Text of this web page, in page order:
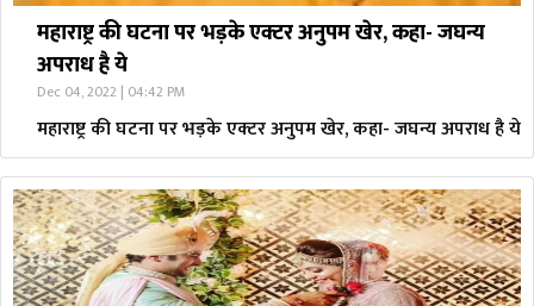
महाराष्ट्र की घटना पर भड़के एक्टर अनुपम खेर, कहा- जघन्य
अपराध है ये
Dec 04, 2022 | 04:42 PM
महाराष्ट्र की घटना पर भड़के एक्टर अनुपम खेर, कहा- जघन्य अपराध है ये